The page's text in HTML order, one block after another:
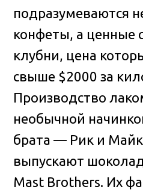
подразумеваются
конфеты, а ценные
клубни, цена
свыше $2000 за
Производство
необычной
брата — Рик и
выпускают
Mast Brothers. Их